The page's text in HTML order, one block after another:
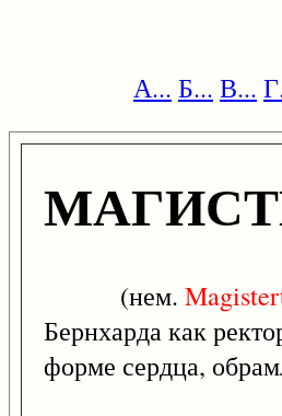
А... Б... В...
(нем.
Бернхарда как
форме сердца,